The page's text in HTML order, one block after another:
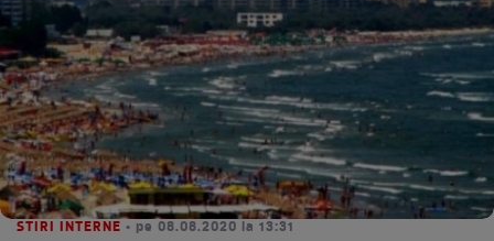
STIRI INTERNE • pe 08.08.2020 la 13:31